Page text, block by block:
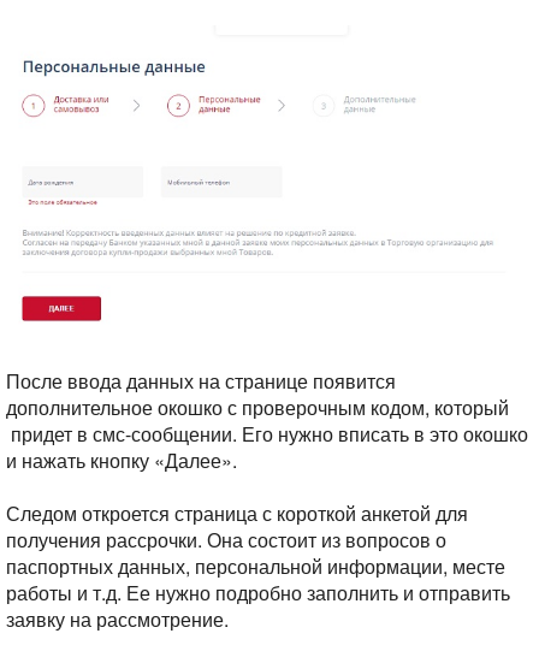
После ввода данных на странице появится
дополнительное окошко с проверочным кодом, который
придет в смс-сообщении. Его нужно вписать в это окошко
и нажать кнопку «Далее».
Следом откроется страница с короткой анкетой для
получения рассрочки. Она состоит из вопросов о
паспортных данных, персональной информации, месте
работы и т.д. Ее нужно подробно заполнить и отправить
заявку на рассмотрение.